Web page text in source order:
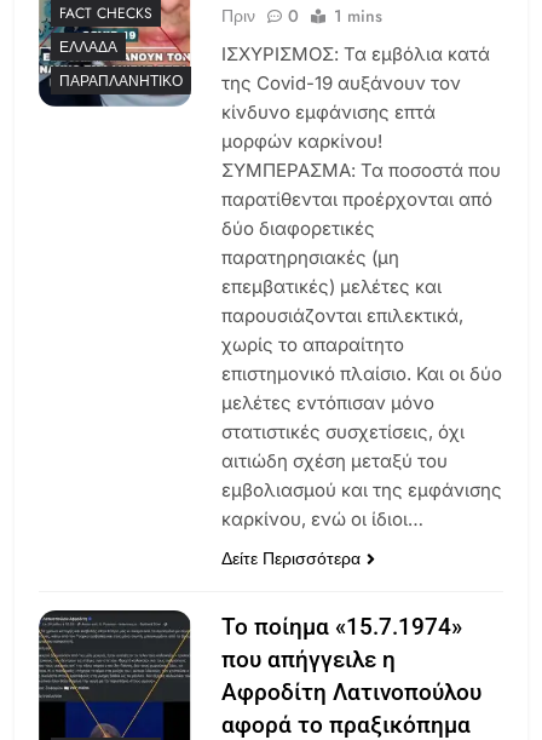
FACT CHECKS
ΕΛΛΆΔΑ
ΠΑΡΑΠΛΑΝΗΤΙΚΌ
Πριν
0 1 mins
ΙΣΧΥΡΙΣΜΟΣ: Τα εμβόλια κατά
της Covid-19 αυξάνουν τον
κίνδυνο εμφάνισης επτά
μορφών καρκίνου!
ΣΥΜΠΕΡΑΣΜΑ: Τα ποσοστά που
παρατίθενται προέρχονται από
δύο διαφορετικές
παρατηρησιακές (μη
επεμβατικές) μελέτες και
παρουσιάζονται επιλεκτικά,
χωρίς το απαραίτητο
επιστημονικό πλαίσιο. Και οι δύο
μελέτες εντόπισαν μόνο
στατιστικές συσχετίσεις, όχι
αιτιώδη σχέση μεταξύ του
εμβολιασμού και της εμφάνισης
καρκίνου, ενώ οι ίδιοι…
Δείτε Περισσότερα
Το ποίημα «15.7.1974»
που απήγγειλε η
Αφροδίτη Λατινοπούλου
αφορά το πραξικόπημα